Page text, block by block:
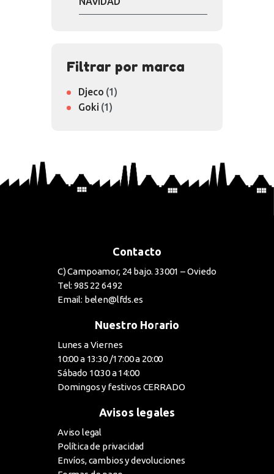
Filtrar por marca
Djeco (1)
Goki (1)
Contacto
C) Campoamor, 24 bajo. 33001 – Oviedo
Tel: 985 22 64 92
Email: belen@lfds.es
Nuestro Horario
Lunes a Viernes
10:00 a 13:30 /17:00 a 20:00
Sábado 10:30 a 14:00
Domingos y festivos CERRADO
Avisos legales
Aviso legal
Política de privacidad
Envíos, cambios y devoluciones